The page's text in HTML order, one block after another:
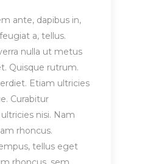
ante, dapibus in,
a, tellus.
nulla ut metus
Quisque rutrum.
Etiam ultricies
Curabitur
nisi. Nam
rhoncus.
tellus eget